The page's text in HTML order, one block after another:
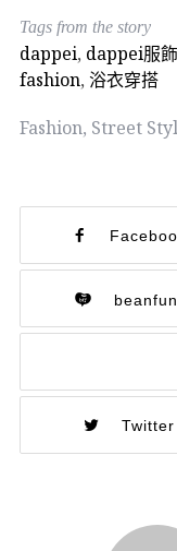
Tags from the story
dappei, dappei服
fashion, 浴衣穿搭
Fashion, Street
Twitter